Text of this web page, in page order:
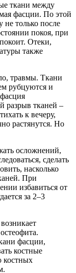
ткани между
фасции. По этой
не только после
покоя, при
Отеки,
также
травмы. Ткани
рубцуются и
разрыв тканей –
к вечеру,
растянутся. Но
осложнений,
сделать
насколько
При
избавиться от
за 2–3
фасции,
костные
костных